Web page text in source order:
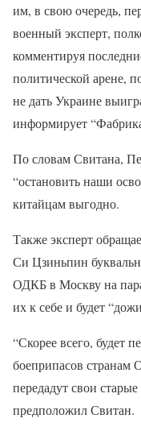
им, в свою очередь,
военный эксперт,
комментируя
политической арене,
не дать Украине
информирует
По словам Свитана,
“остановить наши
китайцам выгодно.
Также эксперт
Си Цзиньпин
ОДКБ в Москву на
их к себе и будет
“Скорее всего, будет
боеприпасов странам
передадут свои
предположил Свитан.